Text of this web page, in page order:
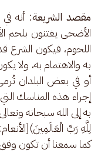
مقصد الشريعة: أنه
الأضحى يغتنون بلحم
اللحوم، فيكون الشرع
به والاهتمام به، ولا
أو في بعض البلدان
إجراء هذه المناسك
به إلى الله سبحانه
كما سمعنا أن تكون